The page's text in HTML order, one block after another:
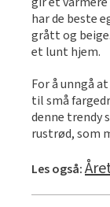
har de beste
grått og
et lunt hjem.
For å unngå
til små
denne trendy
rustrød, som
Les også: